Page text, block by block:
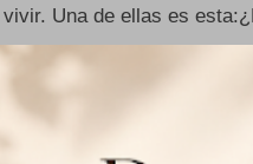
Una de ellas es